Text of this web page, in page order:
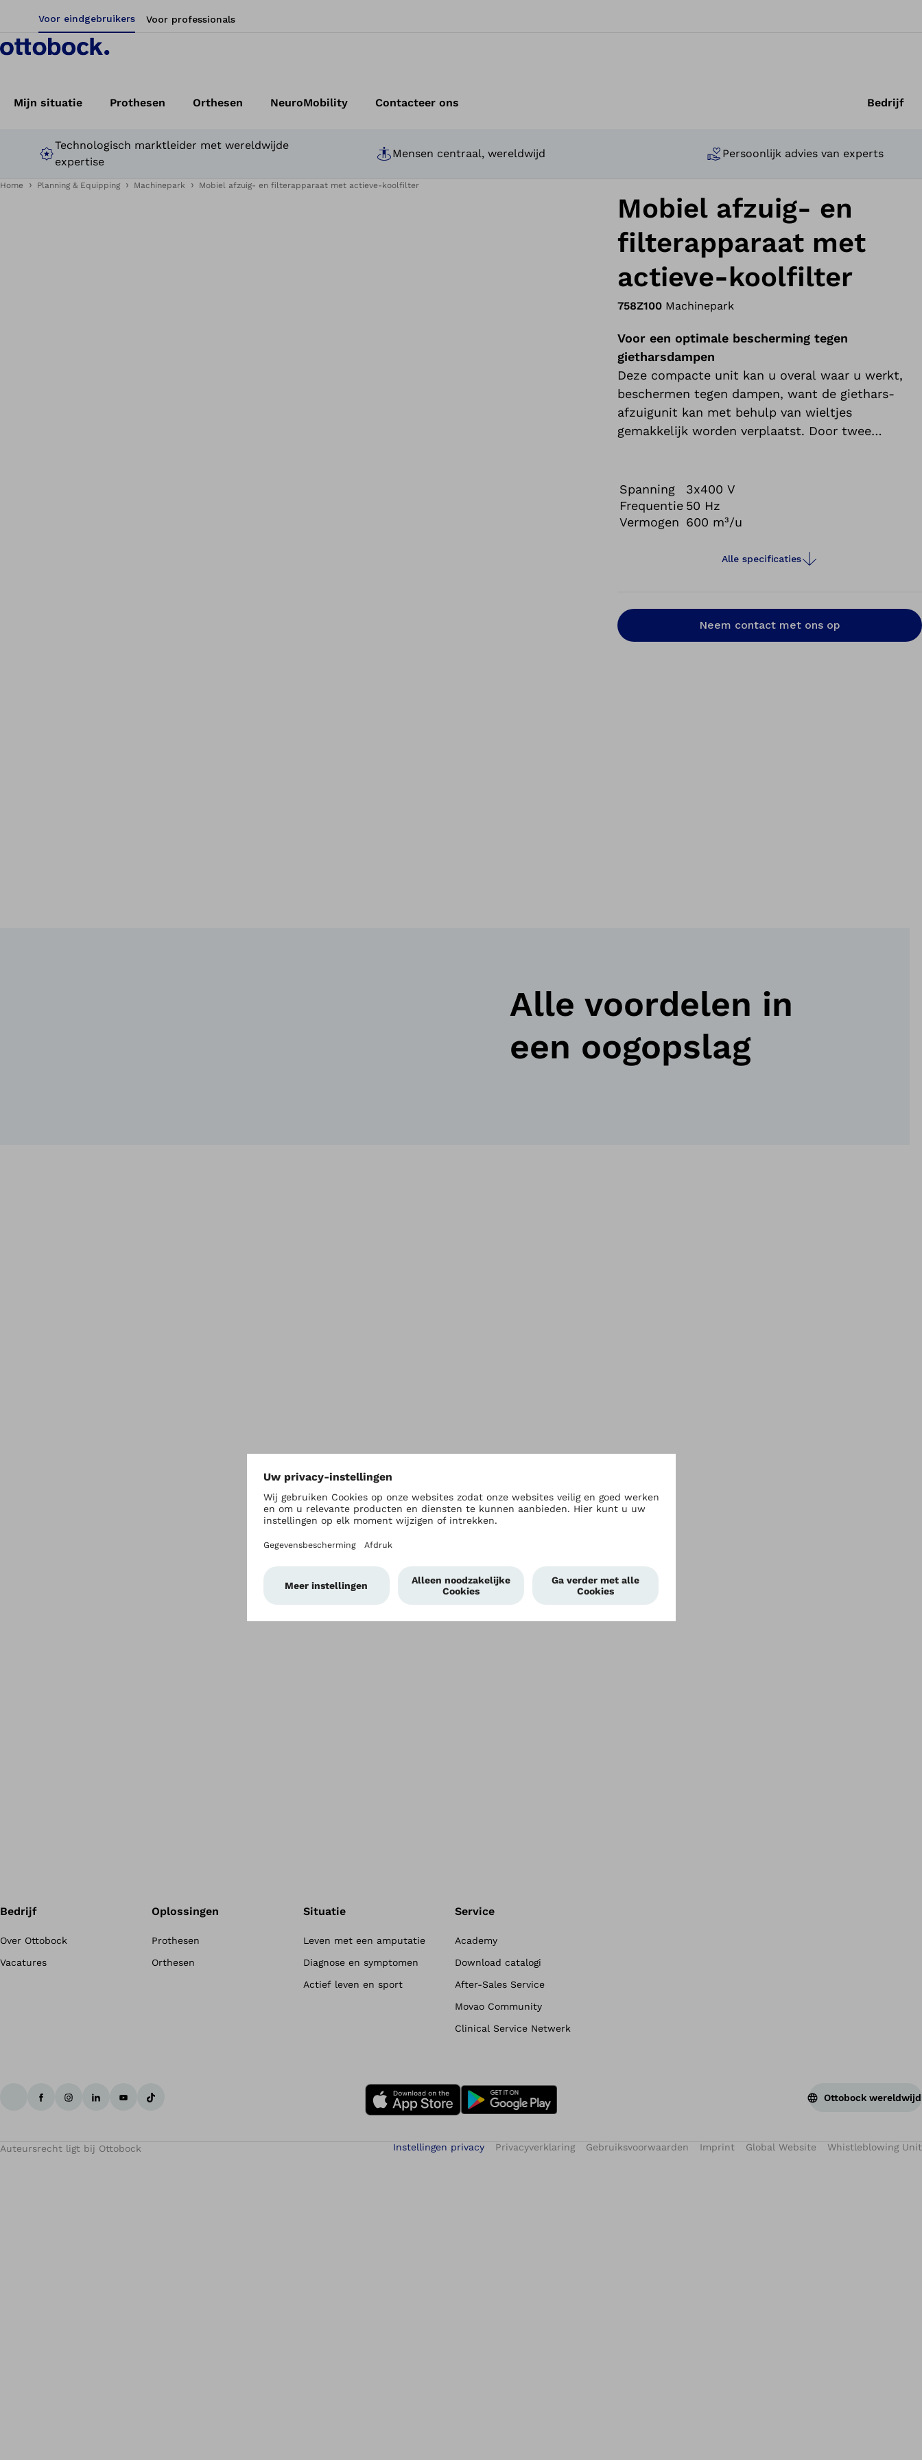
Voor eindgebruikers Voor professionals
Mijn situatie Prothesen Orthesen NeuroMobility Contacteer ons Bedrijf
Technologisch marktleider met wereldwijde
expertise
Mensen centraal, wereldwijd Persoonlijk advies van experts
Home Planning & Equipping Machinepark Mobiel afzuig- en filterapparaat met actieve-koolfilter
Mobiel afzuig- en
filterapparaat met
actieve-koolfilter
758Z100 Machinepark
Voor een optimale bescherming tegen
gietharsdampen
Deze compacte unit kan u overal waar u werkt,
beschermen tegen dampen, want de giethars-
afzuigunit kan met behulp van wieltjes
gemakkelijk worden verplaatst. Door twee
teruggebracht in de ruimte.
Spanning
3x400 V
Frequentie 50 Hz
Vermogen 600 m³/u
Alle specificaties
Neem contact met ons op
Alle voordelen in
een oogopslag
Bedrijf
Over Ottobock
Vacatures
Oplossingen
Prothesen
Orthesen
Situatie
Leven met een amputatie
Diagnose en symptomen
Actief leven en sport
Service
Academy
Download catalogi
After-Sales Service
Movao Community
Clinical Service Netwerk
Ottobock wereldwijd
Auteursrecht ligt bij Ottobock Instellingen privacy Privacyverklaring Gebruiksvoorwaarden Imprint Global Website Whistleblowing Unit